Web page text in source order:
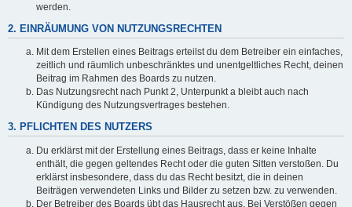
werden.
2. EINRÄUMUNG VON NUTZUNGSRECHTEN
Mit dem Erstellen eines Beitrags erteilst du dem Betreiber ein einfaches,
zeitlich und räumlich unbeschränktes und unentgeltliches Recht, deinen
Beitrag im Rahmen des Boards zu nutzen.
Das Nutzungsrecht nach Punkt 2, Unterpunkt a bleibt auch nach
Kündigung des Nutzungsvertrages bestehen.
3. PFLICHTEN DES NUTZERS
Du erklärst mit der Erstellung eines Beitrags, dass er keine Inhalte
enthält, die gegen geltendes Recht oder die guten Sitten verstoßen. Du
erklärst insbesondere, dass du das Recht besitzt, die in deinen
Beiträgen verwendeten Links und Bilder zu setzen bzw. zu verwenden.
Der Betreiber des Boards übt das Hausrecht aus. Bei Verstößen gegen